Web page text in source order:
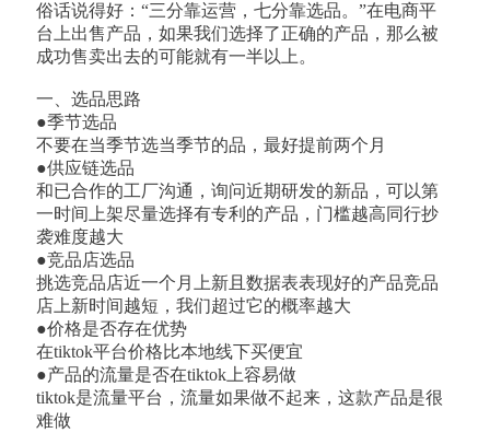
俗话说得好：“三分靠运营，七分靠选品。”在电商平
台上出售产品，如果我们选择了正确的产品，那么被
成功售卖出去的可能就有一半以上。
一、选品思路
●季节选品
不要在当季节选当季节的品，最好提前两个月
●供应链选品
和已合作的工厂沟通，询问近期研发的新品，可以第
一时间上架尽量选择有专利的产品，门槛越高同行抄
袭难度越大
●竞品店选品
挑选竞品店近一个月上新且数据表表现好的产品竞品
店上新时间越短，我们超过它的概率越大
●价格是否存在优势
在tiktok平台价格比本地线下买便宜
●产品的流量是否在tiktok上容易做
tiktok是流量平台，流量如果做不起来，这款产品是很
难做